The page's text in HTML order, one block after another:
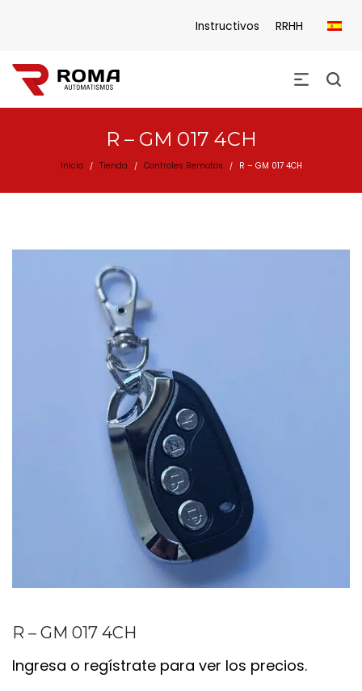
Instructivos RRHH
R – GM 017 4CH
Inicio / Tienda / Controles Remotos / R – GM 017 4CH
R – GM 017 4CH
Ingresa o regístrate para ver los precios.